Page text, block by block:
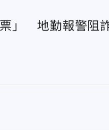
票」 地勤報警阻